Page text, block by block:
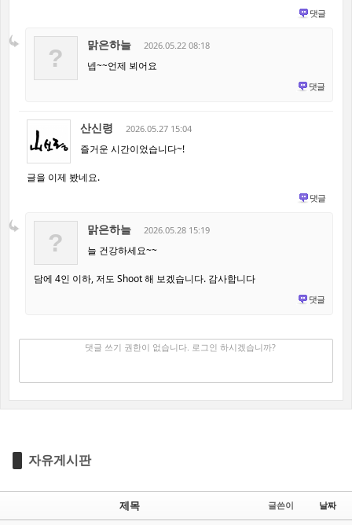
댓글
? 맑은하늘 2026.05.22 08:18
넵~~언제 뵈어요
댓글
산신령 2026.05.27 15:04
즐거운 시간이었습니다~!
글을 이제 봤네요.
댓글
? 맑은하늘 2026.05.28 15:19
늘 건강하세요~~
담에 4인 이하, 저도 Shoot 해 보겠습니다. 감사합니다
댓글
댓글 쓰기 권한이 없습니다. 로그인 하시겠습니까?
자유게시판
제목 글쓴이 날짜